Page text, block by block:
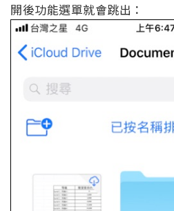
開後功能選單就會跳出：